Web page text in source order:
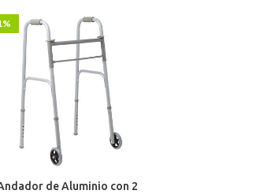
de Aluminio con 2